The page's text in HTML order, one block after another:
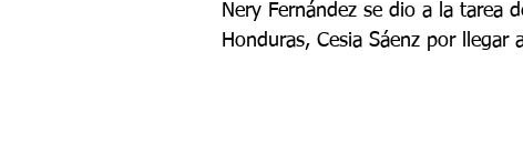
Nery Fernández se dio a la tarea
Honduras, Cesia Sáenz por llegar